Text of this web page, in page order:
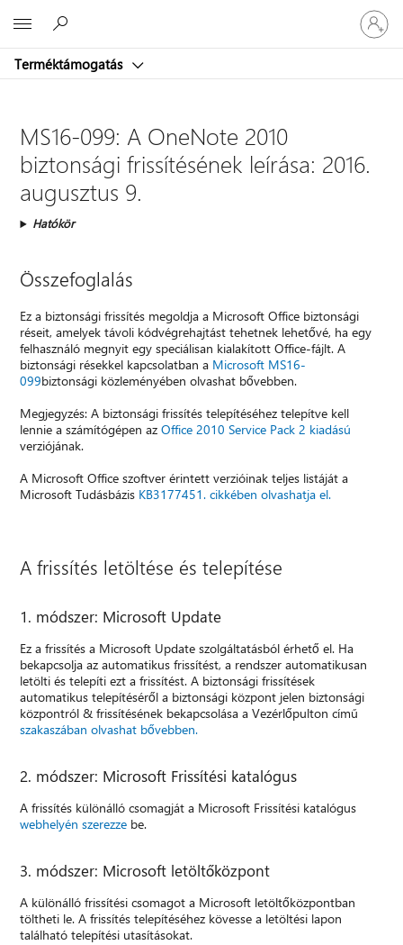
Terméktámogatás
be
a
MS16-099: A OneNote 2010
biztonsági frissítésének leírása: 2016.
augusztus 9.
Hatókör
Összefoglalás
Ez a biztonsági frissítés megoldja a Microsoft Office biztonsági
réseit, amelyek távoli kódvégrehajtást tehetnek lehetővé, ha egy
felhasználó megnyit egy speciálisan kialakított Office-fájlt. A
biztonsági résekkel kapcsolatban a Microsoft MS16-
099biztonsági közleményében olvashat bővebben.
Megjegyzés: A biztonsági frissítés telepítéséhez telepítve kell
lennie a számítógépen azOffice 2010 Service Pack 2 kiadású
verziójának.
A Microsoft Office szoftver érintett verzióinak teljes listáját a
Microsoft Tudásbázis KB3177451. cikkében olvashatja el.
A frissítés letöltése és telepítése
1. módszer: Microsoft Update
Ez a frissítés a Microsoft Update szolgáltatásból érhető el. Ha
bekapcsolja az automatikus frissítést, a rendszer automatikusan
letölti és telepíti ezt a frissítést. A biztonsági frissítések
automatikus telepítéséről a biztonsági központ jelen biztonsági
központról & frissítésének bekapcsolása a Vezérlőpulton című
szakaszában olvashat bővebben.
2. módszer: Microsoft Frissítési katalógus
A frissítés különálló csomagját a Microsoft Frissítési katalógus
webhelyén szerezze be.
3. módszer: Microsoft letöltőközpont
A különálló frissítési csomagot a Microsoft letöltőközpontban
töltheti le. A frissítés telepítéséhez kövesse a letöltési lapon
található telepítési utasításokat.